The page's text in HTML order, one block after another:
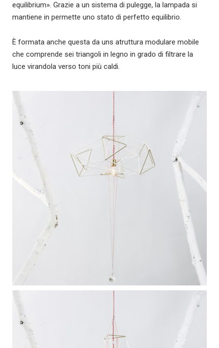
equilibrium». Grazie a un sistema di pulegge, la lampada si
mantiene in permette uno stato di perfetto equilibrio.
È formata anche questa da uns atruttura modulare mobile
che comprende sei triangoli in legno in grado di filtrare la
luce virandola verso toni più caldi.